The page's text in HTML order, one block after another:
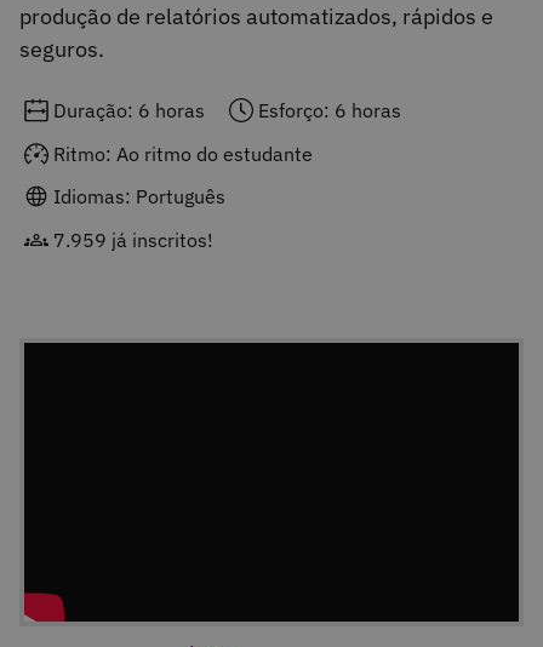
produção de relatórios automatizados, rápidos e
seguros.
Duração: 6 horas
Esforço: 6 horas
Ritmo: Ao ritmo do estudante
Idiomas: Português
7.959 já inscritos!